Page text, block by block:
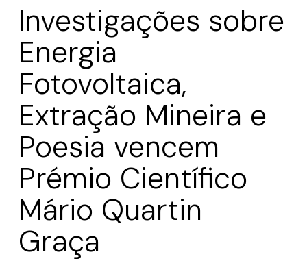
Investigações sobre
Energia
Fotovoltaica,
Extração Mineira e
Poesia vencem
Prémio Científico
Mário Quartin
Graça